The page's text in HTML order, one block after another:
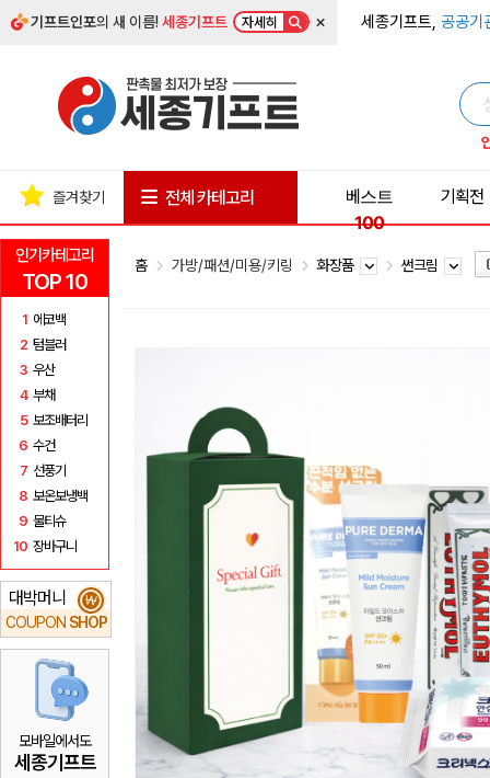
기프트인포의 새 이름!세종기프트 자세히 × 세종기프트, 공공기
인기카테고리
TOP 10
1 에코백
2 텀블러
3 우산
4 부채
5 보조배터리
6 수건
7 선풍기
8 보온보냉백
9 물티슈
10 장바구니
대박머니
COUPON SHOP
₩
모바일에서도
세종기프트
즐겨찾기 전체 카테고리
베스트
100
기획전
홈 가방/패션/미용/키링 화장품 썬크림